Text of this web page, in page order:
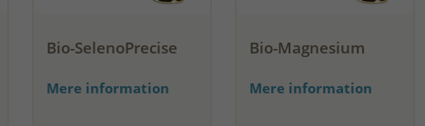
Bio-SelenoPrecise
Mere information
Bio-Magnesium
Mere information